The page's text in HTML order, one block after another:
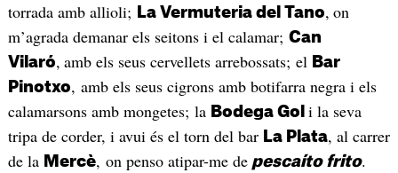
torrada amb allioli;
La Vermuteria del Tano, on
m’agrada demanar els seitons i el calamar; Can
Vilaró, amb els seus cervellets arrebossats; el Bar
Pinotxo, amb els seus cigrons amb botifarra negra i els
calamarsons amb mongetes; la Bodega Gol i la seva
tripa de corder, i avui és el torn del bar La Plata, al carrer
de la Mercè, on penso atipar-me de pescaíto frito.